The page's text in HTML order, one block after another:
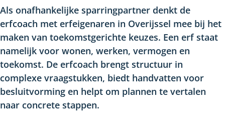
Als onafhankelijke sparringpartner denkt de
erfcoach met erfeigenaren in Overijssel mee bij het
maken van toekomstgerichte keuzes. Een erf staat
namelijk voor wonen, werken, vermogen en
toekomst. De erfcoach brengt structuur in
complexe vraagstukken, biedt handvatten voor
besluitvorming en helpt om plannen te vertalen
naar concrete stappen.